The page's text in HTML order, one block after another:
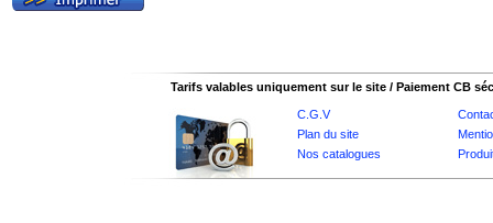
Tarifs valables uniquement sur le site / Paiement CB
C.G.V
Plan du site
Nos catalogues